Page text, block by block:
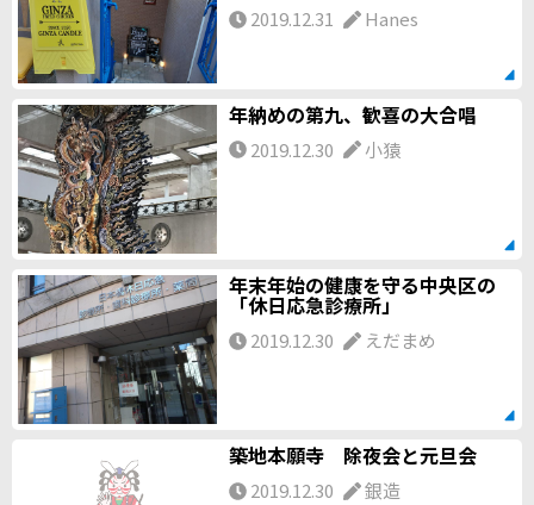
2019.12.31 Hanes
年納めの第九、歓喜の大合唱
2019.12.30 小猿
年末年始の健康を守る中央区の
「休日応急診療所」
2019.12.30 えだまめ
築地本願寺 除夜会と元旦会
2019.12.30 銀造